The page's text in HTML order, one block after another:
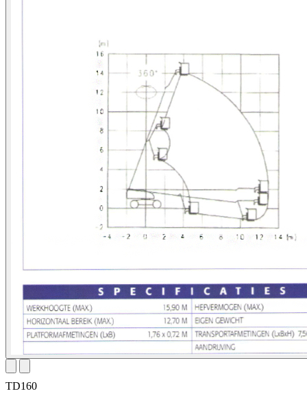
TD160